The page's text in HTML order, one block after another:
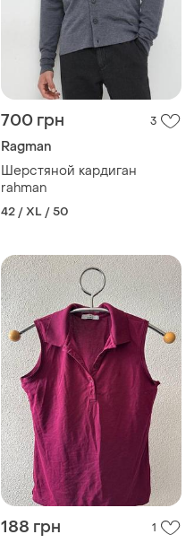
700 грн 3
Ragman
Шерстяной кардиган
rahman
42 / XL / 50
188 грн 1